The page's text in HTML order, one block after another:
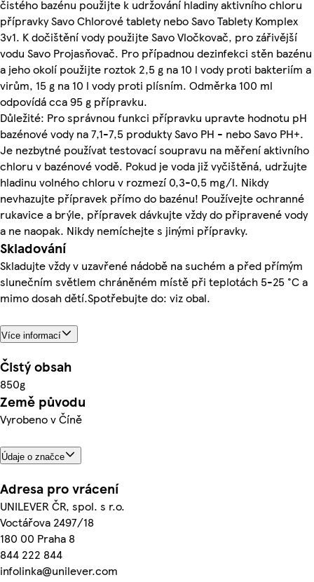
čistého bazénu použijte k udržování hladiny aktivního chloru
přípravky Savo Chlorové tablety nebo Savo Tablety Komplex
3v1. K dočištění vody použijte Savo Vločkovač, pro zářivější
vodu Savo Projasňovač. Pro případnou dezinfekci stěn bazénu
a jeho okolí použijte roztok 2,5 g na 10 l vody proti bakteriím a
virům, 15 g na 10 l vody proti plísním. Odměrka 100 ml
odpovídá cca 95 g přípravku.
Důležité: Pro správnou funkci přípravku upravte hodnotu pH
bazénové vody na 7,1-7,5 produkty Savo PH - nebo Savo PH+.
Je nezbytné používat testovací soupravu na měření aktivního
chloru v bazénové vodě. Pokud je voda již vyčištěná, udržujte
hladinu volného chloru v rozmezí 0,3-0,5 mg/l. Nikdy
nevhazujte přípravek přímo do bazénu! Používejte ochranné
rukavice a brýle, přípravek dávkujte vždy do připravené vody
a ne naopak. Nikdy nemíchejte s jinými přípravky.
Skladování
Skladujte vždy v uzavřené nádobě na suchém a před přímým
slunečním světlem chráněném místě při teplotách 5-25 °C a
mimo dosah dětí.Spotřebujte do: viz obal.
Více informací
Čistý obsah
850g
Země původu
Vyrobeno v Číně
Údaje o značce
Adresa pro vrácení
UNILEVER ČR, spol. s r.o.
Voctářova 2497/18
180 00 Praha 8
844 222 844
infolinka@unilever.com